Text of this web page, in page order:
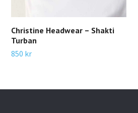
Christine Headwear – Shakti
Turban
850 kr